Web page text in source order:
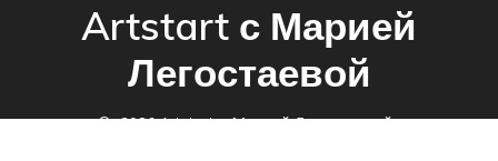
Artstart с Марией
Легостаевой
© 2026 Artstart с Марией Легостаевой.